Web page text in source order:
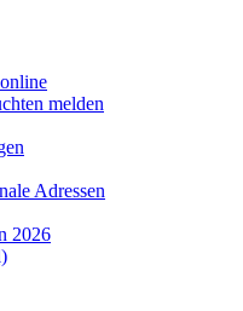
melden
Adressen
2026